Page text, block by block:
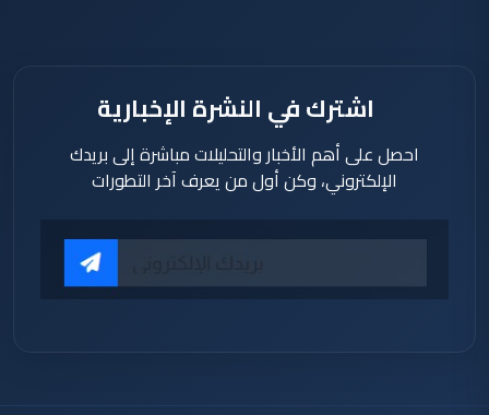
اشترك في النشرة الإخبارية
احصل على أهم الأخبار والتحليلات مباشرة إلى بريدك
الإلكتروني، وكن أول من يعرف آخر التطورات